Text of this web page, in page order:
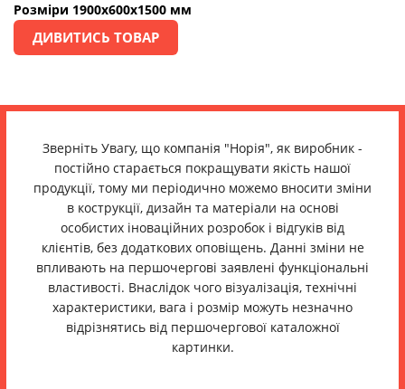
Розміри 1900х600х1500 мм
ДИВИТИСЬ ТОВАР
Зверніть Увагу, що компанія "Норія", як виробник -
постійно старається покращувати якість нашої
продукції, тому ми періодично можемо вносити зміни
в кострукції, дизайн та матеріали на основі
особистих іноваційних розробок і відгуків від
клієнтів, без додаткових оповіщень. Данні зміни не
впливають на першочергові заявлені функціональні
властивості. Внаслідок чого візуалізація, технічні
характеристики, вага і розмір можуть незначно
відрізнятись від першочергової каталожної
картинки.